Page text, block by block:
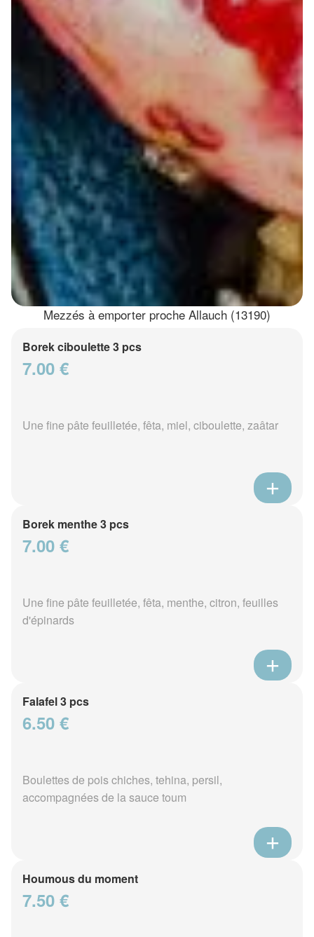
Mezzés à emporter proche Allauch (13190)
Borek ciboulette 3 pcs
7.00 €
Une fine pâte feuilletée, fêta, miel, ciboulette, zaâtar
Borek menthe 3 pcs
7.00 €
Une fine pâte feuilletée, fêta, menthe, citron, feuilles
d'épinards
Falafel 3 pcs
6.50 €
Boulettes de pois chiches, tehina, persil,
accompagnées de la sauce toum
Houmous du moment
7.50 €